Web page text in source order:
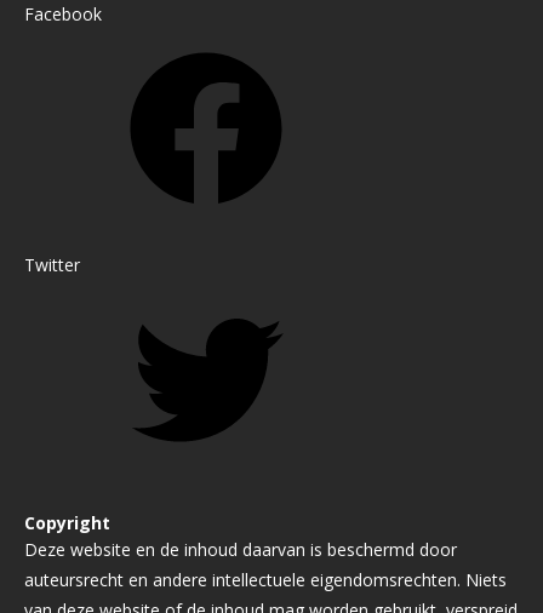
Facebook
Twitter
Copyright
Deze website en de inhoud daarvan is beschermd door
auteursrecht en andere intellectuele eigendomsrechten. Niets